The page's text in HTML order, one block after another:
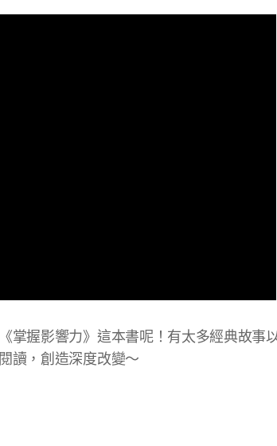
掌握影響力》這本書呢！有太多經典故事
讀，創造深度改變～